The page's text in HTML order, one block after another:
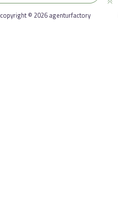
copyright © 2026 agenturfactory